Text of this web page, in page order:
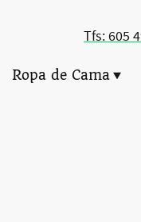
Tfs: 605
Ropa de Cama